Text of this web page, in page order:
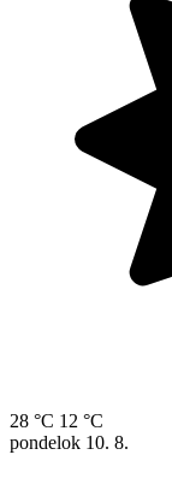
28 °C 12 °C
pondelok 10. 8.